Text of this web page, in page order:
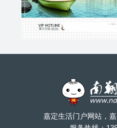
嘉定生活门户网站，